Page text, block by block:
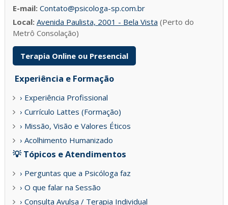
E-mail: Contato@psicologa-sp.com.br
Local: Avenida Paulista, 2001 - Bela Vista (Perto do
Metrô Consolação)
Terapia Online ou Presencial
Experiência e Formação
› Experiência Profissional
› Currículo Lattes (Formação)
› Missão, Visão e Valores Éticos
› Acolhimento Humanizado
💡 Tópicos e Atendimentos
› Perguntas que a Psicóloga faz
› O que falar na Sessão
› Consulta Avulsa / Terapia Individual